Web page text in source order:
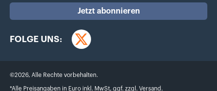
Jetzt abonnieren
FOLGE UNS:
Twitter
©2026, Alle Rechte vorbehalten.
*Alle Preisangaben in Euro inkl. MwSt, ggf. zzgl. Versand.